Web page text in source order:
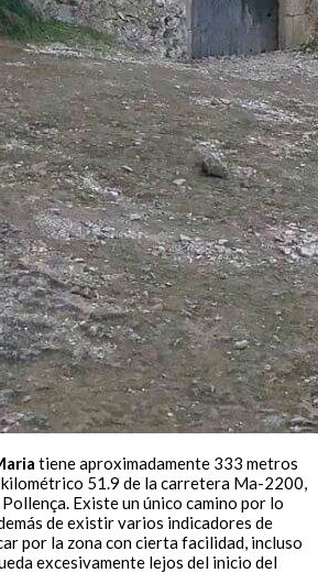
tiene aproximadamente 333 metros
51.9 de la carretera Ma-2200,
Existe un único camino por lo
de existir varios indicadores de
por la zona con cierta facilidad, incluso
excesivamente lejos del inicio del